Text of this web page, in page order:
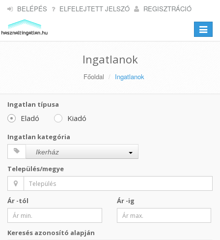
BELÉPÉS ELFELEJTETT JELSZÓ REGISZTRÁCIÓ
Toggle
Ingatlanok
Főoldal Ingatlanok
Ingatlan típusa
Eladó Kiadó
Ingatlan kategória
Ikerház
Település/megye
Ár -tól Ár -ig
Keresés azonosító alapján